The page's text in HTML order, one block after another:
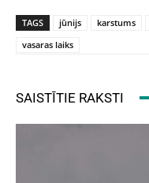
TAGS jūnijs karstums
vasaras laiks
SAISTĪTIE RAKSTI